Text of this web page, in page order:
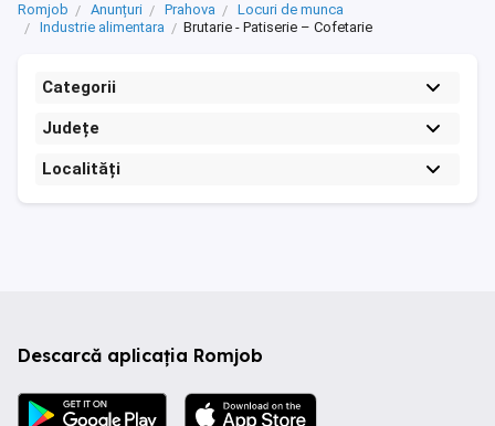
Romjob Anunțuri Prahova
Locuri de munca
Industrie alimentara
Brutarie - Patiserie – Cofetarie
Categorii
Județe
Localități
Descarcă aplicația Romjob